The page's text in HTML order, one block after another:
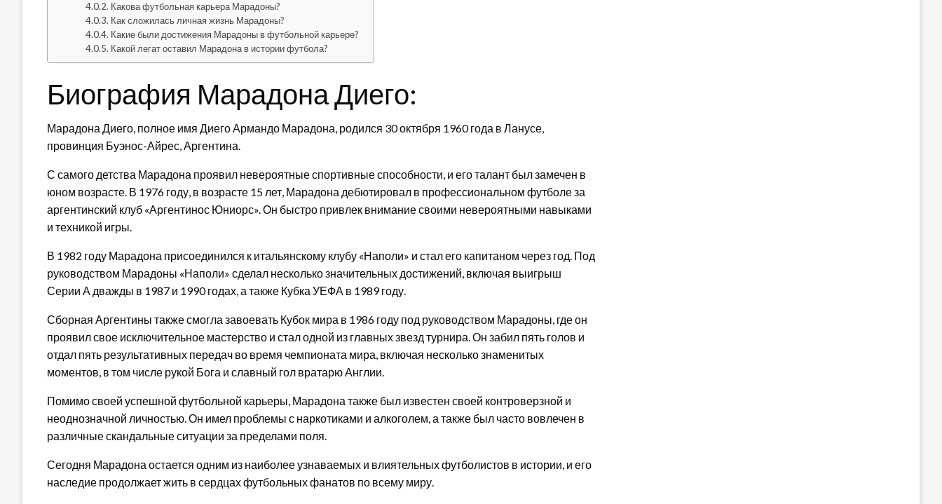
Какова футбольная карьера Марадоны?
Как сложилась личная жизнь Марадоны?
Какие были достижения Марадоны в футбольной карьере?
Какой легат оставил Марадона в истории футбола?
Биография Марадона Диего:
Марадона Диего, полное имя Диего Армандо Марадона, родился 30 октября 1960 года в Ланусе,
провинция Буэнос-Айрес, Аргентина.
С самого детства Марадона проявил невероятные спортивные способности, и его талант был замечен в
юном возрасте. В 1976 году, в возрасте 15 лет, Марадона дебютировал в профессиональном футболе за
аргентинский клуб «Аргентинос Юниорс». Он быстро привлек внимание своими невероятными навыками
и техникой игры.
В 1982 году Марадона присоединился к итальянскому клубу «Наполи» и стал его капитаном через год. Под
руководством Марадоны «Наполи» сделал несколько значительных достижений, включая выигрыш
Серии А дважды в 1987 и 1990 годах, а также Кубка УЕФА в 1989 году.
Сборная Аргентины также смогла завоевать Кубок мира в 1986 году под руководством Марадоны, где он
проявил свое исключительное мастерство и стал одной из главных звезд турнира. Он забил пять голов и
отдал пять результативных передач во время чемпионата мира, включая несколько знаменитых
моментов, в том числе рукой Бога и славный гол вратарю Англии.
Помимо своей успешной футбольной карьеры, Марадона также был известен своей контроверзной и
неоднозначной личностью. Он имел проблемы с наркотиками и алкоголем, а также был часто вовлечен в
различные скандальные ситуации за пределами поля.
Сегодня Марадона остается одним из наиболее узнаваемых и влиятельных футболистов в истории, и его
наследие продолжает жить в сердцах футбольных фанатов по всему миру.